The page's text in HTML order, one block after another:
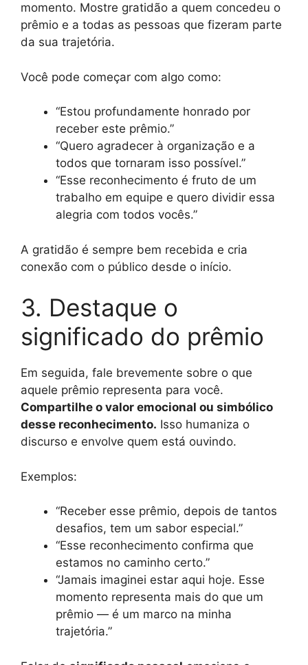
momento. Mostre gratidão a quem concedeu o
prêmio e a todas as pessoas que fizeram parte
da sua trajetória.
Você pode começar com algo como:
“Estou profundamente honrado por
receber este prêmio.”
“Quero agradecer à organização e a
todos que tornaram isso possível.”
“Esse reconhecimento é fruto de um
trabalho em equipe e quero dividir essa
alegria com todos vocês.”
A gratidão é sempre bem recebida e cria
conexão com o público desde o início.
3. Destaque o
significado do prêmio
Em seguida, fale brevemente sobre o que
aquele prêmio representa para você.
Compartilhe o valor emocional ou simbólico
desse reconhecimento. Isso humaniza o
discurso e envolve quem está ouvindo.
Exemplos:
“Receber esse prêmio, depois de tantos
desafios, tem um sabor especial.”
“Esse reconhecimento confirma que
estamos no caminho certo.”
“Jamais imaginei estar aqui hoje. Esse
momento representa mais do que um
prêmio — é um marco na minha
trajetória.”